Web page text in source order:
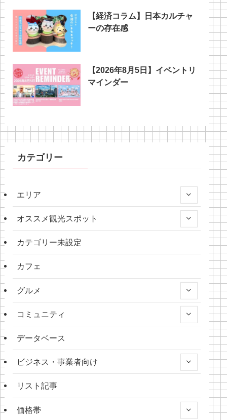
【経済コラム】日本カルチャ
ーの存在感
【2026年8月5日】イベントリ
マインダー
カテゴリー
エリア
オススメ観光スポット
カテゴリー未設定
カフェ
グルメ
コミュニティ
データベース
ビジネス・事業者向け
リスト記事
価格帯